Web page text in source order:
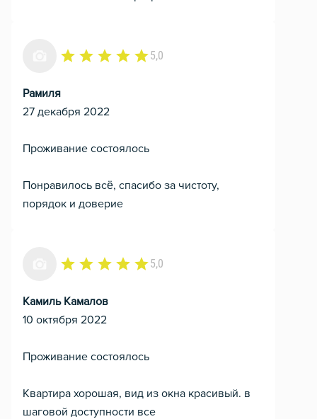
5,0
Рамиля
27 декабря 2022
Проживание состоялось
Понравилось всё, спасибо за чистоту,
порядок и доверие
5,0
Камиль Камалов
10 октября 2022
Проживание состоялось
Квартира хорошая, вид из окна красивый. в
шаговой доступности все